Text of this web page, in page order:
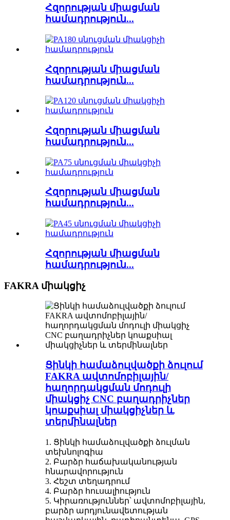
Հզորության միացման
համադրություն...
Հզորության միացման
համադրություն...
Հզորության միացման
համադրություն...
Հզորության միացման
համադրություն...
Հզորության միացման
համադրություն...
FAKRA միակցիչ
Ցինկի համաձուլվածքի ձուլում
FAKRA ավտոմոբիլային/
հաղորդակցման մոդուլի
միակցիչ CNC բաղադրիչներ
կոաքսիալ միակցիչներ և
տերմինալներ
1. Ցինկի համաձուլվածքի ձուլման
տեխնոլոգիա
2. Բարձր հաճախականության
հնարավորություն
3. Հեշտ տեղադրում
4. Բարձր հուսալիություն
5. Կիրառություններ՝ ավտոմոբիլային,
բարձր արդյունավետության